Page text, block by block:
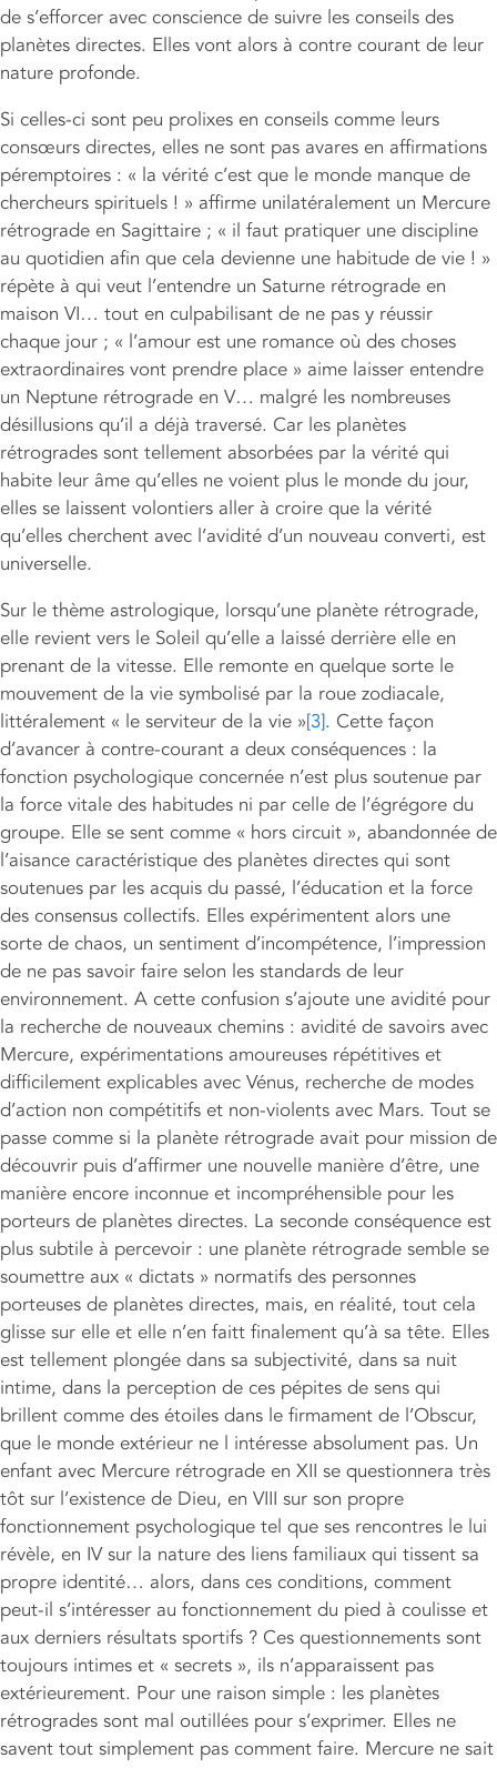
de s’efforcer avec conscience de suivre les conseils des
planètes directes. Elles vont alors à contre courant de leur
nature profonde.
Si celles-ci sont peu prolixes en conseils comme leurs
consœurs directes, elles ne sont pas avares en affirmations
péremptoires : « la vérité c’est que le monde manque de
chercheurs spirituels ! » affirme unilatéralement un Mercure
rétrograde en Sagittaire ; « il faut pratiquer une discipline
au quotidien afin que cela devienne une habitude de vie ! »
répète à qui veut l’entendre un Saturne rétrograde en
maison VI… tout en culpabilisant de ne pas y réussir
chaque jour ; « l’amour est une romance où des choses
extraordinaires vont prendre place » aime laisser entendre
un Neptune rétrograde en V… malgré les nombreuses
désillusions qu’il a déjà traversé. Car les planètes
rétrogrades sont tellement absorbées par la vérité qui
habite leur âme qu’elles ne voient plus le monde du jour,
elles se laissent volontiers aller à croire que la vérité
qu’elles cherchent avec l’avidité d’un nouveau converti, est
universelle.
Sur le thème astrologique, lorsqu’une planète rétrograde,
elle revient vers le Soleil qu’elle a laissé derrière elle en
prenant de la vitesse. Elle remonte en quelque sorte le
mouvement de la vie symbolisé par la roue zodiacale,
littéralement « le serviteur de la vie »[3]. Cette façon
d’avancer à contre-courant a deux conséquences : la
fonction psychologique concernée n’est plus soutenue par
la force vitale des habitudes ni par celle de l’égrégore du
groupe. Elle se sent comme « hors circuit », abandonnée de
l’aisance caractéristique des planètes directes qui sont
soutenues par les acquis du passé, l’éducation et la force
des consensus collectifs. Elles expérimentent alors une
sorte de chaos, un sentiment d’incompétence, l’impression
de ne pas savoir faire selon les standards de leur
environnement. A cette confusion s’ajoute une avidité pour
la recherche de nouveaux chemins : avidité de savoirs avec
Mercure, expérimentations amoureuses répétitives et
difficilement explicables avec Vénus, recherche de modes
d’action non compétitifs et non-violents avec Mars. Tout se
passe comme si la planète rétrograde avait pour mission de
découvrir puis d’affirmer une nouvelle manière d’être, une
manière encore inconnue et incompréhensible pour les
porteurs de planètes directes. La seconde conséquence est
plus subtile à percevoir : une planète rétrograde semble se
soumettre aux « dictats » normatifs des personnes
porteuses de planètes directes, mais, en réalité, tout cela
glisse sur elle et elle n’en faitt finalement qu’à sa tête. Elles
est tellement plongée dans sa subjectivité, dans sa nuit
intime, dans la perception de ces pépites de sens qui
brillent comme des étoiles dans le firmament de l’Obscur,
que le monde extérieur ne l intéresse absolument pas. Un
enfant avec Mercure rétrograde en XII se questionnera très
tôt sur l’existence de Dieu, en VIII sur son propre
fonctionnement psychologique tel que ses rencontres le lui
révèle, en IV sur la nature des liens familiaux qui tissent sa
propre identité… alors, dans ces conditions, comment
peut-il s’intéresser au fonctionnement du pied à coulisse et
aux derniers résultats sportifs ? Ces questionnements sont
toujours intimes et « secrets », ils n’apparaissent pas
extérieurement. Pour une raison simple : les planètes
rétrogrades sont mal outillées pour s’exprimer. Elles ne
savent tout simplement pas comment faire. Mercure ne sait